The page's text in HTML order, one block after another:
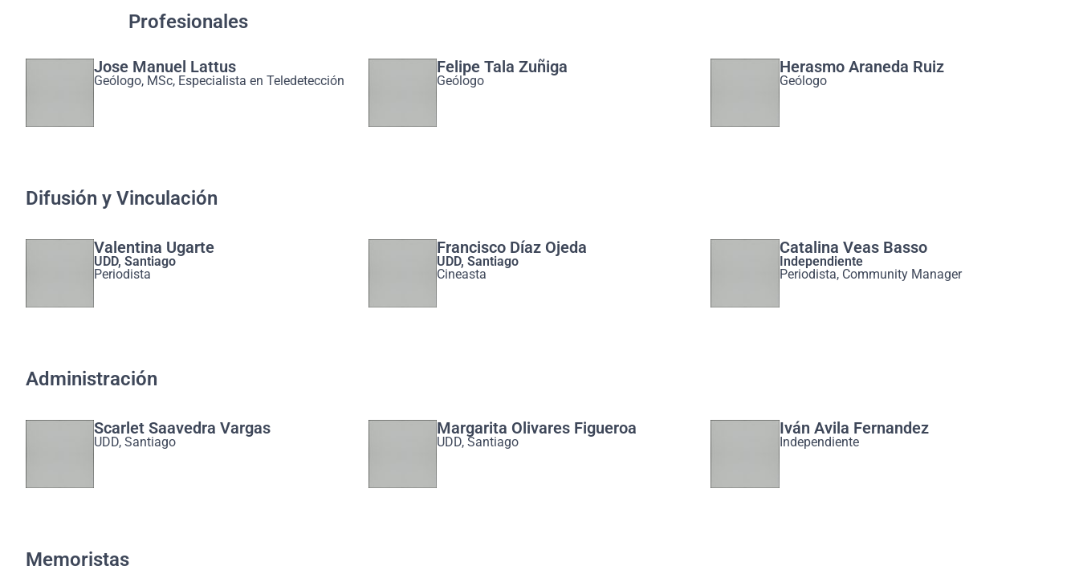
Profesionales
Jose Manuel Lattus
Geólogo, MSc, Especialista en Teledetección
Felipe Tala Zuñiga
Geólogo
Herasmo Araneda Ruiz
Geólogo
Difusión y Vinculación
Valentina Ugarte
UDD, Santiago
Periodista
Francisco Díaz Ojeda
UDD, Santiago
Cineasta
Catalina Veas Basso
Independiente
Periodista, Community Manager
Administración
Scarlet Saavedra Vargas
UDD, Santiago
Margarita Olivares Figueroa
UDD, Santiago
Iván Avila Fernandez
Independiente
Memoristas